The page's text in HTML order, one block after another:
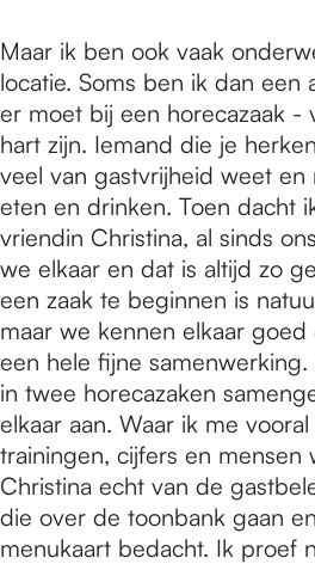
Maar ik ben ook vaak
locatie. Soms ben ik dan een
er moet bij een horecazaak -
hart zijn. Iemand die je
veel van gastvrijheid weet en
eten en drinken. Toen dacht
vriendin Christina, al sinds
we elkaar en dat is altijd zo
een zaak te beginnen is
maar we kennen elkaar
een hele fijne
in twee horecazaken
elkaar aan. Waar ik me
trainingen, cijfers en mensen
Christina echt van de
die over de toonbank gaan
menukaart bedacht. Ik proef